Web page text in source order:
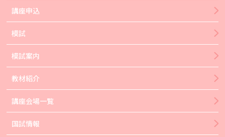
講座申込
模試
模試案内
教材紹介
講座会場一覧
国試情報